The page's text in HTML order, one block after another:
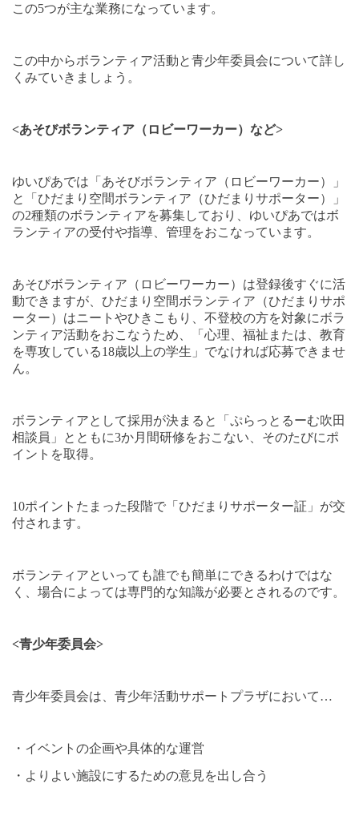
この5つが主な業務になっています。
この中からボランティア活動と青少年委員会について詳し
くみていきましょう。
<あそびボランティア（ロビーワーカー）など>
ゆいぴあでは「あそびボランティア（ロビーワーカー）」
と「ひだまり空間ボランティア（ひだまりサポーター）」
の2種類のボランティアを募集しており、ゆいぴあではボ
ランティアの受付や指導、管理をおこなっています。
あそびボランティア（ロビーワーカー）は登録後すぐに活
動できますが、ひだまり空間ボランティア（ひだまりサポ
ーター）はニートやひきこもり、不登校の方を対象にボラ
ンティア活動をおこなうため、「心理、福祉または、教育
を専攻している18歳以上の学生」でなければ応募できませ
ん。
ボランティアとして採用が決まると「ぷらっとるーむ吹田
相談員」とともに3か月間研修をおこない、そのたびにポ
イントを取得。
10ポイントたまった段階で「ひだまりサポーター証」が交
付されます。
ボランティアといっても誰でも簡単にできるわけではな
く、場合によっては専門的な知識が必要とされるのです。
<青少年委員会>
青少年委員会は、青少年活動サポートプラザにおいて…
・イベントの企画や具体的な運営
・よりよい施設にするための意見を出し合う